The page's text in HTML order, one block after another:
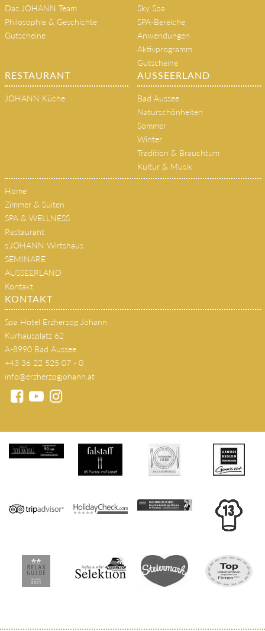
Das JOHANN Team
Philosophie & Geschichte
Gutscheine
Sky Spa
SPA-Bereiche
Anwendungen
Aktivprogramm
Gutscheine
RESTAURANT
JOHANN Küche
AUSSEERLAND
Bad Aussee
Naturschönheiten
Sommer
Winter
Tradition & Brauchtum
Kultur & Musik
Home
Zimmer & Suiten
SPA & WELLNESS
Restaurant
s'JOHANN Wirtshaus
SEMINARE
AUSSEERLAND
Kontakt
KONTAKT
Spa Hotel Erzherzog Johann
Kurhausplatz 62
A-8990 Bad Aussee
+43 36 22 525 07 - 0
info@erzherzogjohann.at